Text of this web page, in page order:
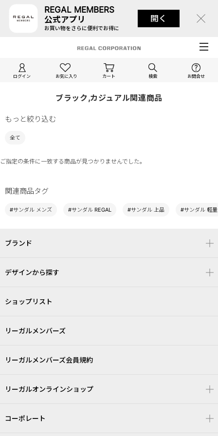
REGAL MEMBERS
公式アプリ
お買い物をさらに便利でお得に
開く
ログイン お気に入り カート 検索 お問合せ
ブラック,カジュアル関連商品
もっと絞り込む
全て
ご指定の条件に一致する商品が見つかりませんでした。
関連商品タグ
#サンダル メンズ #サンダル REGAL #サンダル 上品 #サンダル 軽量
ブランド
デザインから探す
ショップリスト
リーガルメンバーズ
リーガルメンバーズ会員規約
リーガルオンラインショップ
コーポレート